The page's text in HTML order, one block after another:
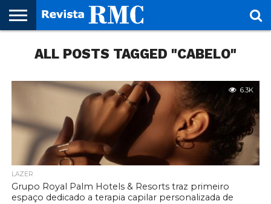
REVISTA
RMC
PROJETO
CULTURAL
RMC – 20
CIDADES
ARTE &
CULTURA
NOTÍCIAS
CORPORATIVAS
EDIÇÕES
ANTERIORES
PARCEIROS
FAÇA
FALE
CONOSCO
ALL POSTS TAGGED "CABELO"
6.3K
LAZER
Grupo Royal Palm Hotels & Resorts traz primeiro
espaço dedicado a terapia capilar personalizada de